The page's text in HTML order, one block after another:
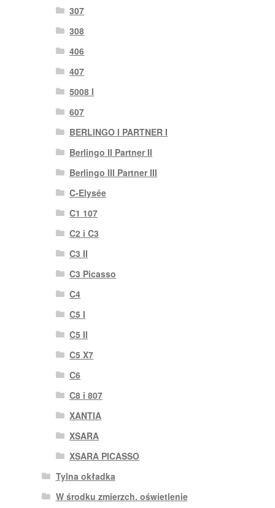
307
308
406
407
5008 I
607
BERLINGO I PARTNER I
Berlingo II Partner II
Berlingo III Partner III
C-Elysée
C1 107
C2 i C3
C3 II
C3 Picasso
C4
C5 I
C5 II
C5 X7
C6
C8 i 807
XANTIA
XSARA
XSARA PICASSO
Tylna okładka
W środku zmierzch. oświetlenie